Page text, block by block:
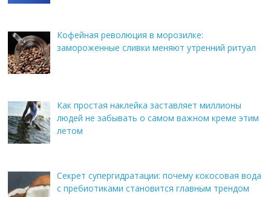
Кофейная революция в морозилке:
замороженные сливки меняют утренний ритуал
Как простая наклейка заставляет миллионы
людей не забывать о самом важном креме этим
летом
Секрет супергидратации: почему кокосовая вода
с пребиотиками становится главным трендом